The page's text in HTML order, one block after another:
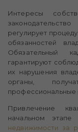
Интересы
регулирует
обязанностей
Обязательный
гарантируют
их нарушения
органы,
профессиональные
Привлечение
начальном
недвижимости за